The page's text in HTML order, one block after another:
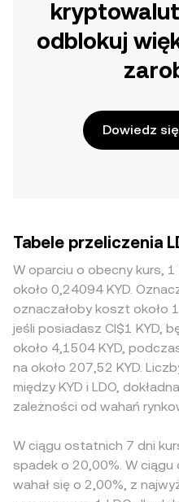
odblokuj
Dowiedz
Tabele przeliczenia
W oparciu o obecny kurs,
około 0,24094 KYD.
oznaczałoby koszt około
jeśli posiadasz CI$1 KYD,
około 4,1504 KYD,
na około 207,52 KYD.
między KYD i LDO,
zależności od wahań
W ciągu ostatnich 7 dni
spadek o 20,00%. W
wahał się o 2,00%, z